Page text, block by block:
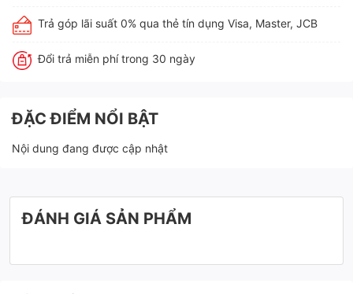
Trả góp lãi suất 0% qua thẻ tín dụng Visa, Master, JCB
Đổi trả miễn phí trong 30 ngày
ĐẶC ĐIỂM NỔI BẬT
Nội dung đang được cập nhật
ĐÁNH GIÁ SẢN PHẨM